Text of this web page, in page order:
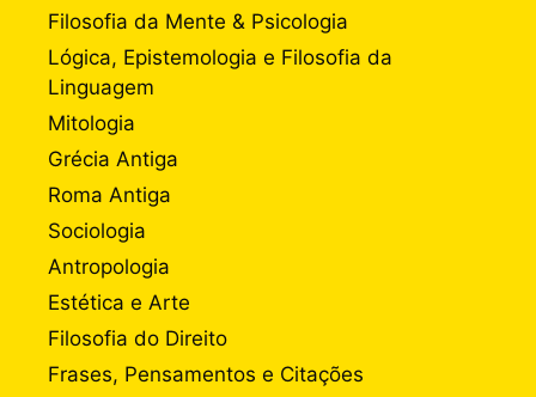
Filosofia da Mente & Psicologia
Lógica, Epistemologia e Filosofia da
Linguagem
Mitologia
Grécia Antiga
Roma Antiga
Sociologia
Antropologia
Estética e Arte
Filosofia do Direito
Frases, Pensamentos e Citações